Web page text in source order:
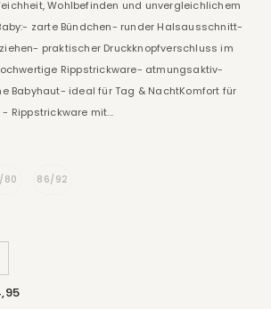
Wohlbefinden und unvergleichlichem
zarte Bündchen- runder Halsausschnitt-
praktischer Druckknopfverschluss im
Rippstrickware- atmungsaktiv-
Babyhaut- ideal für Tag & NachtKomfort für
Rippstrickware mit...
80 86/92